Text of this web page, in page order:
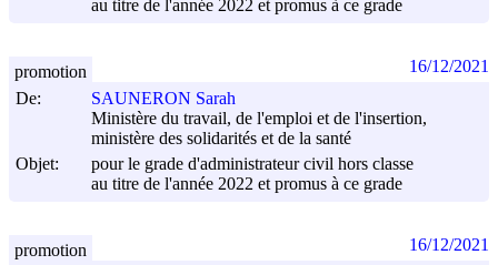
au titre de l'année 2022 et promus à ce grade
De:
SAUNERON Sarah
Ministère du travail, de l'emploi et de l'insertion,
ministère des solidarités et de la santé
Objet:
pour le grade d'administrateur civil hors classe
au titre de l'année 2022 et promus à ce grade
promotion 16/12/2021
promotion 16/12/2021